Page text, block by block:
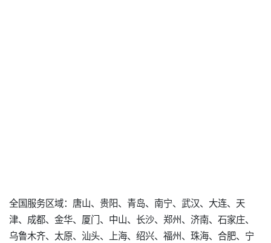
全国服务区域：唐山、贵阳、青岛、南宁、武汉、大连、天
津、成都、金华、厦门、中山、长沙、郑州、济南、石家庄、
乌鲁木齐、太原、汕头、上海、绍兴、福州、珠海、合肥、宁